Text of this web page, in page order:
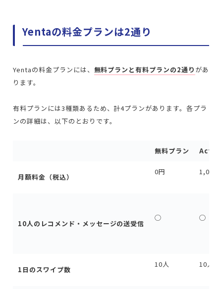
Yentaの料金プランは2通り
Yentaの料金プランには、 無料プランと有料プランの2通り があ
ります。
有料プランには3種類あるため、計4プランがあります。各プラ
ンの詳細は、以下のとおりです。
無料プラン
月額料金（税込）
0円 1,000
10人のレコメンド・ メッセージの送受信
◯ ◯
1 日のスワイプ数
10人 10人